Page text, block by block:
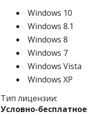
Windows 10
Windows 8.1
Windows 8
Windows 7
Windows Vista
Windows XP
Тип лицензии:
Условно-бесплатное